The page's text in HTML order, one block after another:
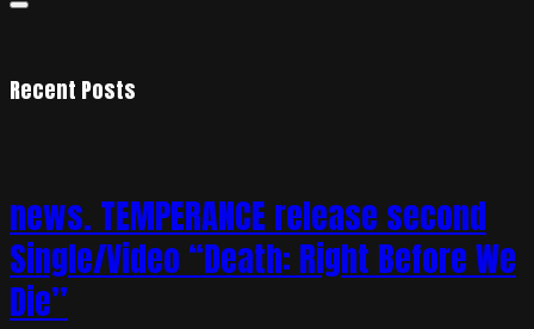
Recent Posts
news. TEMPERANCE release second
Single/Video “Death: Right Before We
Die”